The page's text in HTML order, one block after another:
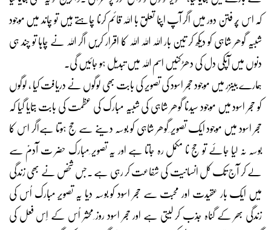
کہ اس پُر فتن دور میں اگر آپ اپنا تعلق با اللہ قائم کرنا چاہتے ہیں تو چاند میں موجود
شبیہ گوھر شاہی کو دیکھ کر تین بار اللہ اللہ اللہ کا اقرار کریں اگر اللہ نے چاہا تو چند ہی
دنوں میں آپکی دل کی دھڑکنیں اسم اللہ میں تبدیل ہو جائیں گی۔
ہمارے بینزر میں موجود حجر اسود کی تصویر کی بابت بھی لوگوں نے دریافت کیا ، لوگوں
کو حجر اسود میں موجود سیدنا گوھر شاہی کی شبیہ مبارک کی عظمت کی بابت بتایا گیا کہ
حجر اسود میں موجود ایک تصویر ِگوھر شاہی کو بوسہ دینے سے حج ہوتا ہےاگر اس کا
بوسہ نہ لیا جائے تو حج نا مکمل رہ جاتا ہے اور یہ تصویر ِمبارک حضر ت آدمؑ سے
لے کر آج تک کل انسانیت کی شفاعت کر رہی ہے ۔جس شخص نے بھی زندگی
میں ایک بار عقیدت اور محبت سے حجر اسود کو بوسہ دیا یہ تصویرِ مبارک اُس کی
زندگی بھر کے گناہ جذب کر لیتی ہے اور حجر اسود روز ِمحشر اُس کے اِِس فعل کی